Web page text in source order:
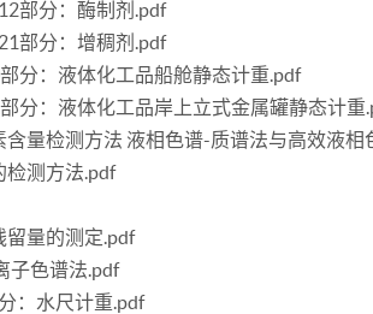
部分：酶制剂.pdf
部分：增稠剂.pdf
分：液体化工品船舱静态计重.pdf
分：液体化工品岸上立式金属罐静态计重
量检测方法 液相色谱-质谱法与高效液相
检测方法.pdf
留量的测定.pdf
子色谱法.pdf
：水尺计重.pdf